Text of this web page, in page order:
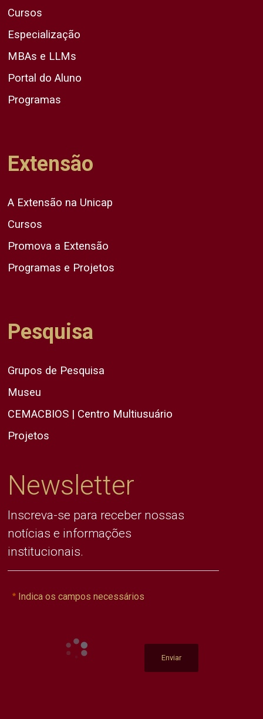
Cursos
Especialização
MBAs e LLMs
Portal do Aluno
Programas
Extensão
A Extensão na Unicap
Cursos
Promova a Extensão
Programas e Projetos
Pesquisa
Grupos de Pesquisa
Museu
CEMACBIOS | Centro Multiusuário
Projetos
Newsletter
Inscreva-se para receber nossas
notícias e informações
institucionais.
Indica os campos necessários
Enviar